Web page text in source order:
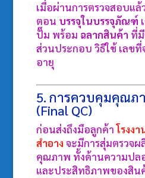
เมื่อผ่านการตรวจสอบแล้
ตอน บรรจุในบรรจุภัณฑ์
ปั๊ม พร้อม ฉลากสินค้าที่มี
ส่วนประกอบ วิธีใช้ เลข
อายุ
5. การควบคุมคุณภ
(Final QC)
ก่อนส่งถึงมือลูกค้าโรงง
สำอางจะมีการสุ่มตรวจ
คุณภาพ ทั้งด้านความปล
และประสิทธิภาพของสิน